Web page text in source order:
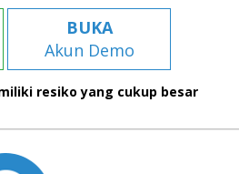
BUKA
Akun Demo
resiko yang cukup besar